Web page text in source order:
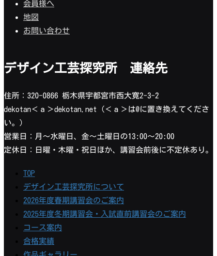
会員様へ
地図
お問い合わせ
デザイン工芸探究所 連絡先
住所：320-0866 栃木県宇都宮市西大寛2-3-2
dekotan＜ａ＞dekotan.net（＜ａ＞は@に置き換えてくださ
い。）
営業日：月〜水曜日、金〜土曜日の13:00〜20:00
定休日：日曜・木曜・祝日ほか、講習会前後に不定休あり。
TOP
デザイン工芸探究所について
2026年度春期講習会のご案内
2025年度冬期講習会・入試直前講習会のご案内
コース案内
合格実績
作品ギャラリー